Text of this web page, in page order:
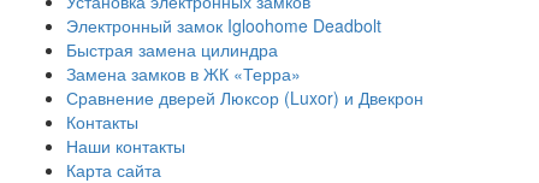
Электронный замок Igloohome Deadbolt
​Быстрая замена цилиндра
Замена замков в ЖК «Терра»
Сравнение дверей Люксор (Luxor) и Двекрон
Контакты
Наши контакты
Карта сайта